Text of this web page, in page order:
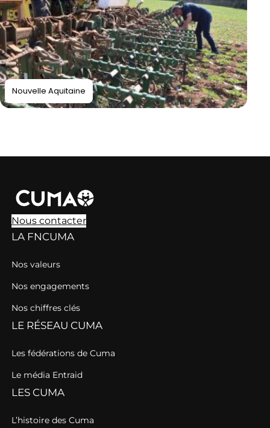
Nouvelle Aquitaine
Nous contacter
LA FNCUMA
Nos valeurs
Nos engagements
Nos chiffres clés
LE RÉSEAU CUMA
Les fédérations de Cuma
Le média Entraid
LES CUMA
L’histoire des Cuma